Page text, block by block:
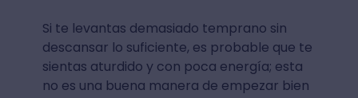
Si te levantas demasiado temprano sin
descansar lo suficiente, es probable que te
sientas aturdido y con poca energía; esta
no es una buena manera de empezar bien